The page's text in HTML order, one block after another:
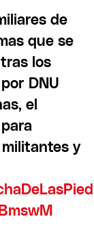
de
que se
los
DNU
el
y